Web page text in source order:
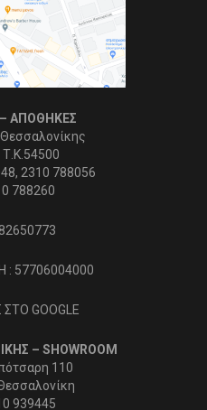
ΑΠΟΘΗΚΕΣ
2310 788056
788260
57706004000
GOOGLE
– SHOWROOM
110
939445